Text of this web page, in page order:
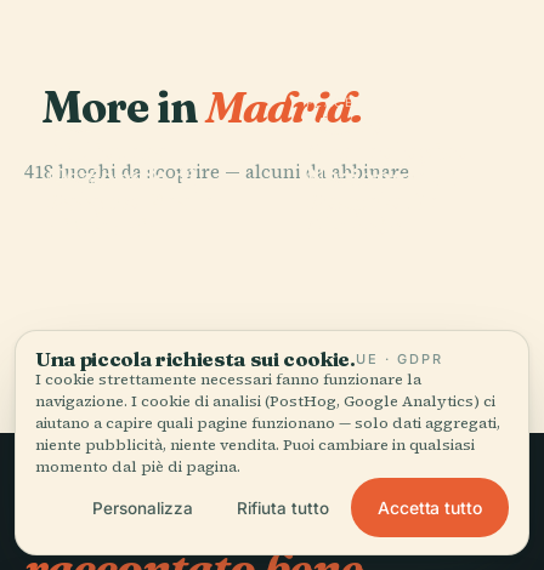
More inMadrid.
418 luoghi da scoprire — alcuni da abbinare.
PLACE
Nazionale di
PLACE
Museo
Nazionale di
PLACE PLACE
Viaggio lento,
Una piccola richiesta sui cookie.UE · GDPR
I cookie strettamente necessari fanno funzionare la
navigazione. I cookie di analisi (PostHog, Google Analytics) ci
aiutano a capire quali pagine funzionano — solo dati aggregati,
niente pubblicità, niente vendita. Puoi cambiare in qualsiasi
momento dal piè di pagina.
Personalizza Rifiuta tutto Accetta tutto